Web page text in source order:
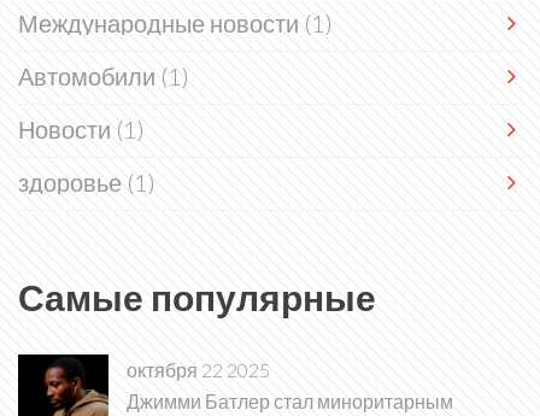
Международные новости(1)
Автомобили(1)
Новости(1)
здоровье(1)
Самые популярные
октября 22 2025
Джимми Батлер стал миноритарным